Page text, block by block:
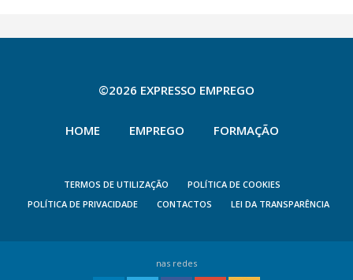
©2026 EXPRESSO EMPREGO
HOME EMPREGO FORMAÇÃO
TERMOS DE UTILIZAÇÃO
POLÍTICA DE COOKIES
POLÍTICA DE PRIVACIDADE
CONTACTOS LEI DA TRANSPARÊNCIA
nas redes